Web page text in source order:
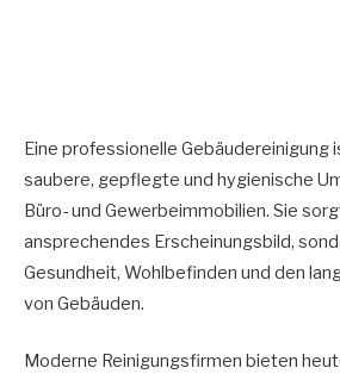
Eine professionelle Gebäudereinigung
saubere, gepflegte und hygienische
Büro- und Gewerbeimmobilien. Sie
ansprechendes Erscheinungsbild,
Gesundheit, Wohlbefinden und den
von Gebäuden.
Moderne Reinigungsfirmen bieten